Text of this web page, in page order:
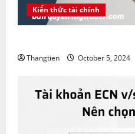
Kiến thức tài chính
Thangtien October 5, 2024